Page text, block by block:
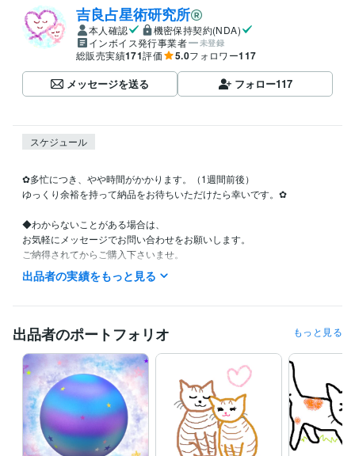
吉良占星術研究所
本人確認
機密保持契約(NDA)
インボイス発行事業者
未登録
総販売実績171評価 5.0フォロワー117
メッセージを送る フォロー117
スケジュール
✿多忙につき、やや時間がかかります。（1週間前後）
ゆっくり余裕を持って納品をお待ちいただけたら幸いです。✿
◆わからないことがある場合は、
お気軽にメッセージでお問い合わせをお願いします。
ご納得されてからご購入下さいませ。
◆他のことと兼ねて行っておりますので、
お時間に余裕を持ってお申し込みくださいませ。
☆ご連絡を頂いた時間が22:00以降だった場合は
次の日の対応になる事が多いです(平日、休日問わず)。
☆当サイトは、占星術鑑定による情報提供がメインです。
人生相談やカウンセリングは出来ません。
ご希望される方は、専門の先生にご相談くださいませ。
出品者の実績をもっと見る
出品者のポートフォリオ もっと見る